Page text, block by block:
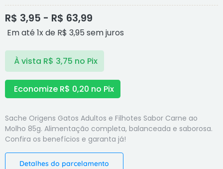
R$ 3,95 - R$ 63,99
Em até 1x de R$ 3,95 sem juros
À vista R$ 3,75 no Pix
Economize R$ 0,20 no Pix
Sache Origens Gatos Adultos e Filhotes Sabor Carne ao
Molho 85g. Alimentação completa, balanceada e saborosa.
Confira os benefícios e garanta já!
Detalhes do parcelamento